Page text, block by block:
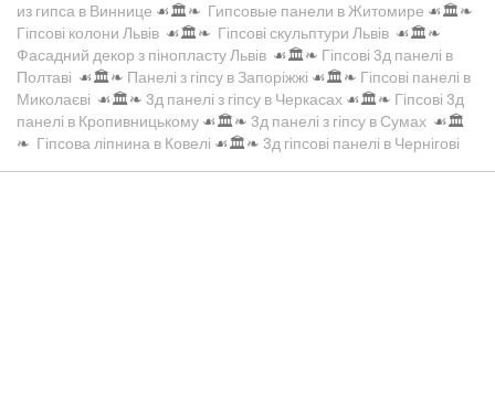
из гипса в Виннице ☙🏛️❧ Гипсовые панели в Житомире ☙🏛️❧
Гіпсові колони Львів ☙🏛️❧ Гіпсові скульптури Львів ☙🏛️❧
Фасадний декор з пінопласту Львів ☙🏛️❧ Гіпсові 3д панелі в
Полтаві ☙🏛️❧ Панелі з гіпсу в Запоріжжі ☙🏛️❧ Гіпсові панелі в
Миколаєві ☙🏛️❧ 3д панелі з гіпсу в Черкасах ☙🏛️❧ Гіпсові 3д
панелі в Кропивницькому ☙🏛️❧ 3д панелі з гіпсу в Сумах ☙🏛️
❧ Гіпсова ліпнина в Ковелі ☙🏛️❧ 3д гіпсові панелі в Чернігові